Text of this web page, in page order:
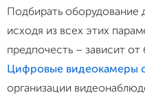
Подбирать оборудование
исходя из всех этих
предпочесть – зависит
Цифровые видеокамеры
организации